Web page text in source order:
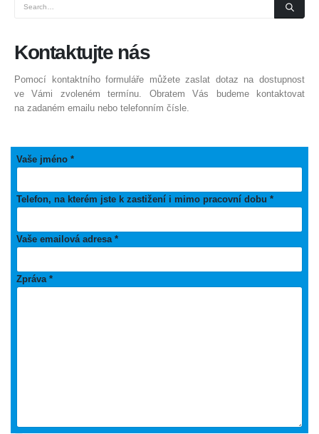
Kontaktujtenás
Pomocí kontaktního formuláře můžete zaslat dotaz na dostupnost
ve Vámi zvoleném termínu. Obratem Vás budeme kontaktovat
na zadaném emailu nebo telefonním čísle.
Vaše jméno *
Telefon, na kterém jste k zastižení i mimo pracovní dobu *
Vaše emailová adresa *
Zpráva *